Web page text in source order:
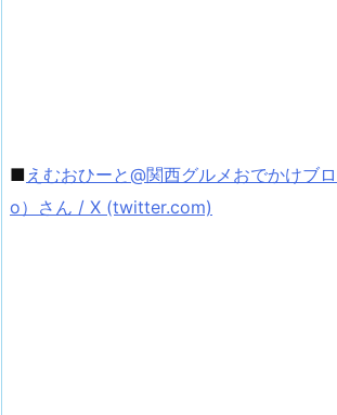
■ えむおひーと@関西グルメおでかけブ
o）さん / X (twitter.com)